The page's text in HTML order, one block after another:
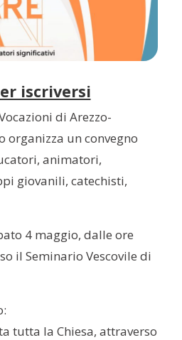
iscriversi
di Arezzo-
organizza un convegno
animatori,
giovanili, catechisti,
4 maggio, dalle ore
il Seminario Vescovile di
tutta la Chiesa, attraverso